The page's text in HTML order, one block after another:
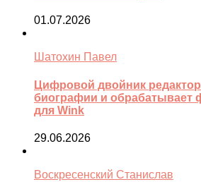
01.07.2026
Шатохин Павел
Цифровой двойник
биографии и обрабатывает
для Wink
29.06.2026
Воскресенский Станислав